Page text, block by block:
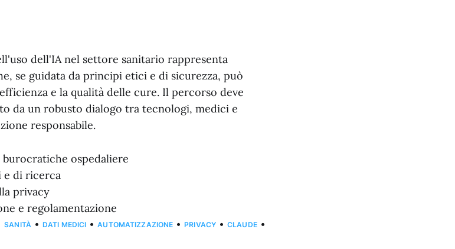
dell'IA nel settore sanitario rappresenta
se guidata da principi etici e di sicurezza, può
e la qualità delle cure. Il percorso deve
da un robusto dialogo tra tecnologi, medici e
responsabile.
ospedaliere
e di ricerca
privacy
e regolamentazione
SANITÀ • DATI MEDICI • AUTOMATIZZAZIONE • PRIVACY • CLAUDE •